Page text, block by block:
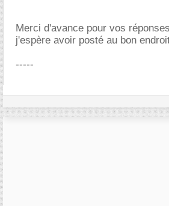
Merci d'avance pour vos
j'espère avoir posté au bon
-----